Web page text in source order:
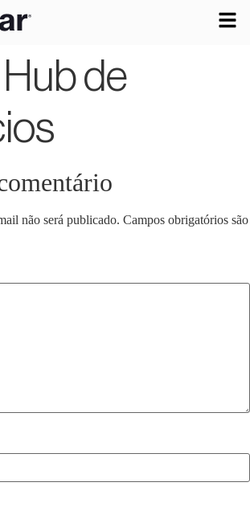
de
não será publicado. Campos obrigatórios são